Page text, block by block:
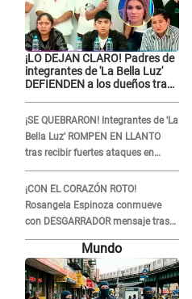
¡LO DEJAN CLARO! Padres de
integrantes de 'La Bella Luz'
DEFIENDEN a los dueños tras
¡SE QUEBRARON! Integrantes de 'La
Bella Luz' ROMPEN EN LLANTO
tras recibir fuertes ataques en
redes por DENUNCIA de acoso
contra Naldy Saldaña
¡CON EL CORAZÓN ROTO!
Rosangela Espinoza conmueve
con DESGARRADOR mensaje tras
terrible pérdida: "Descansa en
Mundo